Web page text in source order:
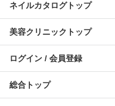
ネイルカタログトップ
美容クリニックトップ
ログイン / 会員登録
総合トップ